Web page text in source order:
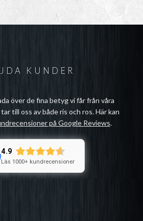
KUNDER
över de fina betyg vi får från våra
till oss av både ris och ros. Här kan
på Google Reviews.
4.9
Läs 1000+ kundrecensioner